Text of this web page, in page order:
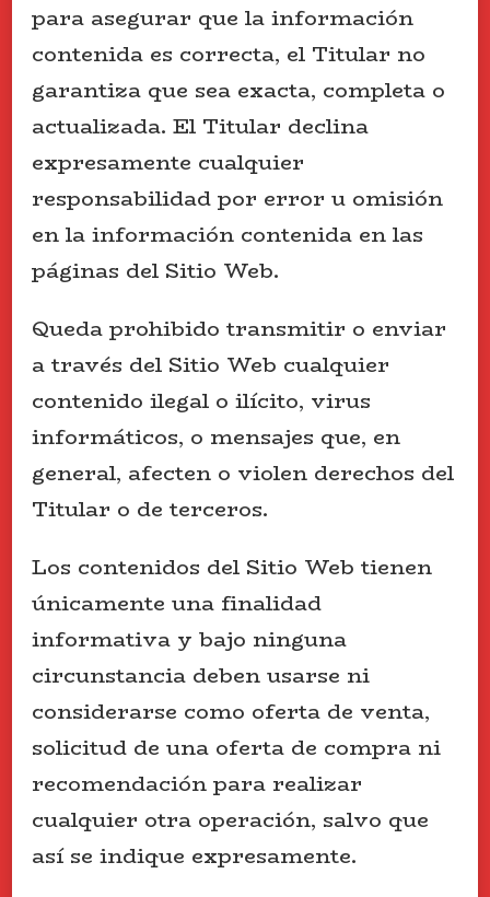
para asegurar que la información
contenida es correcta, el Titular no
garantiza que sea exacta, completa o
actualizada. El Titular declina
expresamente cualquier
responsabilidad por error u omisión
en la información contenida en las
páginas del Sitio Web.
Queda prohibido transmitir o enviar
a través del Sitio Web cualquier
contenido ilegal o ilícito, virus
informáticos, o mensajes que, en
general, afecten o violen derechos del
Titular o de terceros.
Los contenidos del Sitio Web tienen
únicamente una finalidad
informativa y bajo ninguna
circunstancia deben usarse ni
considerarse como oferta de venta,
solicitud de una oferta de compra ni
recomendación para realizar
cualquier otra operación, salvo que
así se indique expresamente.